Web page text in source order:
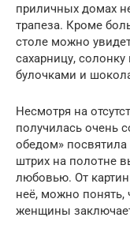
приличных домах
трапеза. Кроме
столе можно
сахарницу,
булочками и
Несмотря на
получилась очень
обедом»
штрих на полотне
любовью. От
неё, можно понять,
женщины